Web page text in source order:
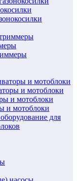
и мотоблоки
и мотоблоки
и мотоблоки
и мотоблоки
для